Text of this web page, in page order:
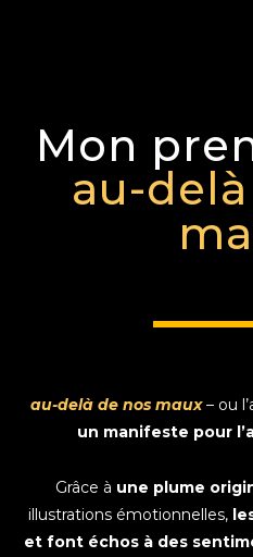
Mon
au-
au-delà de nos maux– ou
un manifeste pour
Grâce à une plume
illustrations émotionnelles,
et font échos à des